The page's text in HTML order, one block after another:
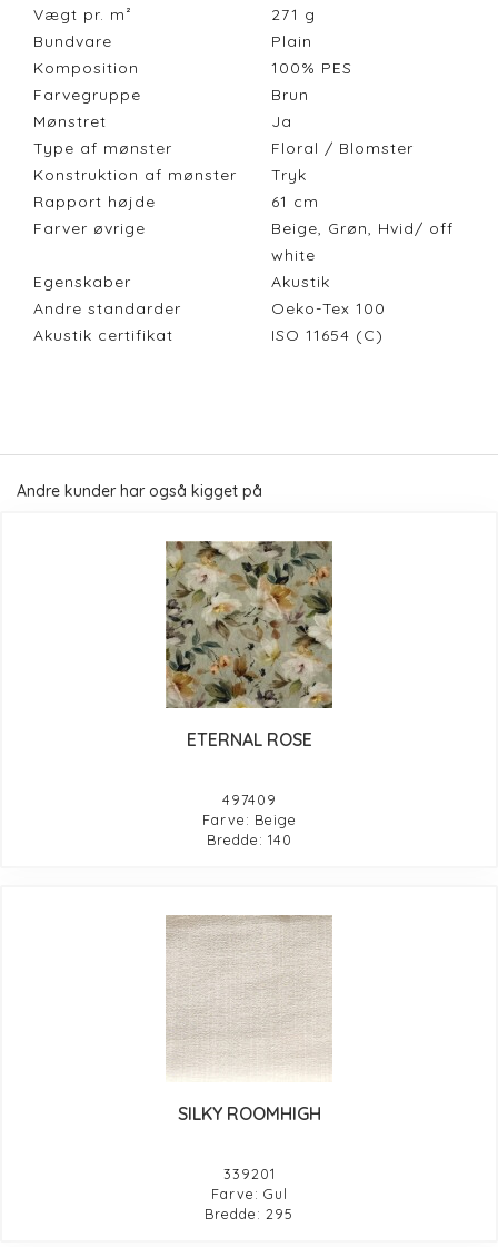
Vægt pr. m²
271 g
Bundvare
Plain
Komposition
100% PES
Farvegruppe
Brun
Mønstret
Ja
Type af mønster
Floral / Blomster
Konstruktion af mønster
Tryk
Rapport højde
61 cm
Farver øvrige
Beige, Grøn, Hvid/ off
white
Egenskaber
Akustik
Andre standarder
Oeko-Tex 100
Akustik certifikat
ISO 11654 (C)
Andre kunder har også kigget på
ETERNAL ROSE
497409
Farve: Beige
Bredde: 140
SILKY ROOMHIGH
339201
Farve: Gul
Bredde: 295